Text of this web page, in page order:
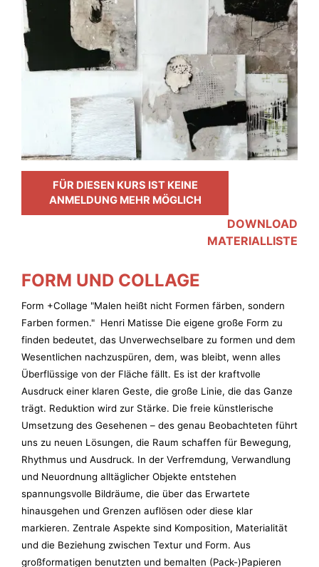
FÜR DIESEN KURS IST KEINE
ANMELDUNG MEHR MÖGLICH
DOWNLOAD
MATERIALLISTE
FORM UND COLLAGE
Form +Collage "Malen heißt nicht Formen färben, sondern
Farben formen." Henri Matisse Die eigene große Form zu
finden bedeutet, das Unverwechselbare zu formen und dem
Wesentlichen nachzuspüren, dem, was bleibt, wenn alles
Überflüssige von der Fläche fällt. Es ist der kraftvolle
Ausdruck einer klaren Geste, die große Linie, die das Ganze
trägt. Reduktion wird zur Stärke. Die freie künstlerische
Umsetzung des Gesehenen – des genau Beobachteten führt
uns zu neuen Lösungen, die Raum schaffen für Bewegung,
Rhythmus und Ausdruck. In der Verfremdung, Verwandlung
und Neuordnung alltäglicher Objekte entstehen
spannungsvolle Bildräume, die über das Erwartete
hinausgehen und Grenzen auflösen oder diese klar
markieren. Zentrale Aspekte sind Komposition, Materialität
und die Beziehung zwischen Textur und Form. Aus
großformatigen benutzten und bemalten (Pack-)Papieren